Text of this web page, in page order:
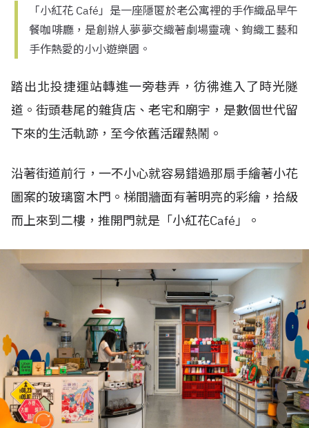
「小紅花 Café」是一座隱匿於老公寓裡的手作織品早午
餐咖啡廳，是創辦人夢夢交織著劇場靈魂、鉤織工藝和
手作熱愛的小小遊樂園。
踏出北投捷運站轉進一旁巷弄，彷彿進入了時光隧
道。街頭巷尾的雜貨店、老宅和廟宇，是數個世代留
下來的生活軌跡，至今依舊活躍熱鬧。
沿著街道前行，一不小心就容易錯過那扇手繪著小花
圖案的玻璃窗木門。梯間牆面有著明亮的彩繪，拾級
而上來到二樓，推開門就是「小紅花Café」。